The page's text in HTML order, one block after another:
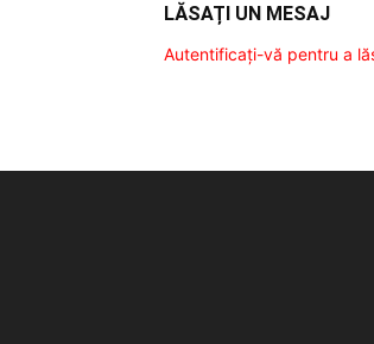
LĂSAȚI UN MESAJ
Autentificați-vă pentru a